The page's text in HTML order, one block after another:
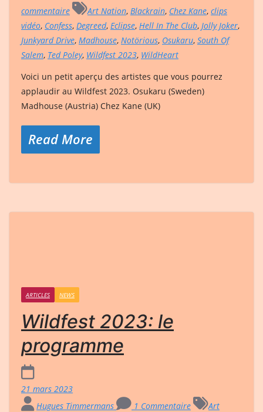
commentaire
Art Nation, Blackrain, Chez Kane, clips
vidéo, Confess, Degreed, Eclipse, Hell In The Club, Jolly Joker,
Junkyard Drive, Madhouse, Notörious, Osukaru, South Of
Salem, Ted Poley, Wildfest 2023, WildHeart
Voici un petit aperçu des artistes que vous pourrez
applaudir au Wildfest 2023. Osukaru (Sweden)
Madhouse (Austria) Chez Kane (UK)
Read More
ARTICLES NEWS
Wildfest 2023: le
programme
21 mars 2023
Hugues Timmermans
1 Commentaire
Art